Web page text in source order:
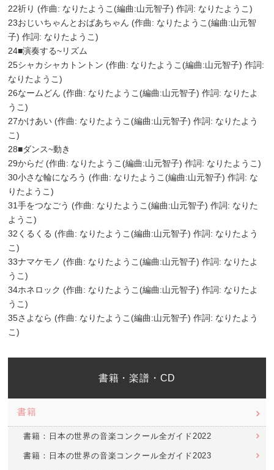
22祈り (作曲: なりたようこ(編曲:山元智子) 作詞: なりたようこ)
23おじいちゃんとおばあちゃん (作曲: なりたようこ(編曲:山元智
子) 作詞: なりたようこ)
24■演奏する~リズム
25シャカシャカトントン (作曲: なりたようこ(編曲:山元智子) 作詞:
なりたようこ)
26なームどん (作曲: なりたようこ(編曲:山元智子) 作詞: なりたよ
うこ)
27かけあい (作曲: なりたようこ(編曲:山元智子) 作詞: なりたよう
こ)
28■ダンス~動き
29からだ (作曲: なりたようこ(編曲:山元智子) 作詞: なりたようこ)
30小さな輪になろう (作曲: なりたようこ(編曲:山元智子) 作詞: な
りたようこ)
31手をつなごう (作曲: なりたようこ(編曲:山元智子) 作詞: なりた
ようこ)
32くるくる (作曲: なりたようこ(編曲:山元智子) 作詞: なりたよう
こ)
33ナマケモノ (作曲: なりたようこ(編曲:山元智子) 作詞: なりたよ
うこ)
34ホネロック (作曲: なりたようこ(編曲:山元智子) 作詞: なりたよ
うこ)
35さよなら (作曲: なりたようこ(編曲:山元智子) 作詞: なりたよう
こ)
書籍・楽譜・CD
書籍
書籍：日本の世界の音楽コンクール全ガイド2022
書籍：日本の世界の音楽コンクール全ガイド2023